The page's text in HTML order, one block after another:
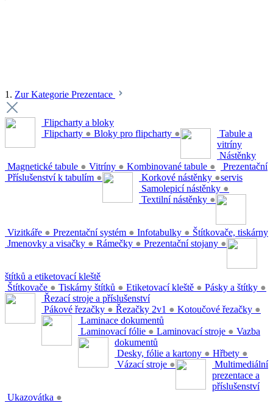
1. Zur Kategorie Prezentace
Flipcharty a bloky
Flipcharty ● Bloky pro flipcharty ●
Tabule a
vitríny
Magnetické tabule ● Vitríny ● Kombinované tabule ●
Příslušenství k tabulím ●
Nástěnky
Korkové nástěnky ●
Samolepicí nástěnky ●
Textilní nástěnky ●
Prezentační
servis
Vizitkáře ● Prezentační systém ● Infotabulky ●
Jmenovky a visačky ● Rámečky ● Prezentační stojany ●
Štítkovače, tiskárny
štítků a etiketovací kleště
Štítkovače ● Tiskárny štítků ● Etiketovací kleště ● Pásky a štítky ●
Řezací stroje a příslušenství
Pákové řezačky ● Řezačky 2v1 ● Kotoučové řezačky ●
Laminace dokumentů
Laminovací fólie ● Laminovací stroje ● Vazba
dokumentů
Desky, fólie a kartony ● Hřbety ●
Vázací stroje ●
Multimediální
prezentace a
příslušenství
Ukazovátka ●